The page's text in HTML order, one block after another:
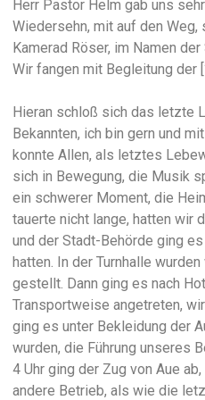
Herr Pastor Helm gab uns
Wiedersehn, mit auf den
Kamerad Röser, im Namen
Wir fangen mit Begleitung der
Hieran schloß sich das letzte Lebewohl, von meiner Lieben Frau, Geschwistern u. Bekannten, ich bin gern und mit Gott für König und Vaterland ins Feld gegangen und konnte Allen, als letztes Lebewohl zurufen, auf gesundes Wiedersehen. Der Zug setzte sich in Bewegung, die Musik spielte das Lied: Muß ich den zum Städtlein hinaus: Es war ein schwerer Moment, die Heimat mit allen Verwandten und Bekannten zu verlaßen. Es tauerte nicht lange, hatten wir die Heimat hinter uns unter Begleitung der Stadtkapelle, und der Stadt-Behörde ging es bis nach Aue, wo wir uns 10 Uhr vormittags zu stellen hatten. In der Turnhalle wurden wir Bezirksweise eingeteilt, und der Transport zusammen gestellt. Dann ging es nach Hotel Stadtbark, wo wir Mittag machten, nachdem wurde Transportweise angetreten, wir wahren in unserm Bezirk zirka 30 Mann z. Fß.Art., weiter ging es unter Bekleidung der Auer Stadtkapelle nach dem Bahnhof, wo wir verladen wurden, die Führung unseres Bezirks hatte Feldwebel d. R. Schubart aus Schwarzenberg. 4 Uhr ging der Zug von Aue ab, es herrschte hier, unter den Kameraden schon ein ganz andere Betrieb, als wie die letzten Tage in der Heimath. Einen schweren Moment hatte ich noch in Niederlößnitz, wo wo ich unsere Kirche zum letzten mal sah, aber dann war alles wieder im Herz und im Sinn, und Alle wahren Sie begeistert für den Krieg. Nachts 2 Uhr kamen wir in Zeithein an, wir fuhren bis ins Barakenlager, und wurden daselbst verquartiert, sehr ermütet von der Aufregung des ganzen Tages, hatten wir kaum ein Stündchen geschlafen, abr leiter, ehr wir soweit kamen, sahen wir das Ungeziefer auf den Strohsäcken rumlaufen, und vorbei wars mit den Schlaf. Bei dieser herrlichen Sommernacht haben wir einen Halt gemacht, bis der Morgen kraute, dann haben wir uns die Barake und den Schießplatz angesehen, wir hatten Zeit bis Mittag. Es war 2 Uhr wo wir unsere Ausrüstung empfingen, und eingekleidet wurden, die Bilder die wir hier gesehen haben, waren einzig, nach dem haben wir unsere Zivilsachen gepakt. 7 Uhr, ging es von Zeithein weg, nach Frauenhain, wir wahren 2 Std mit vollen Gepäck marschiert, und wahren am Ziel angelangt, da hatten wir Alle, den Krieg schon satt, denn der 6. August war ein sehr heiser Tag. Herr Offz. Stellv. Fischer, welcher uns abgeholt hatte, übergab die Kolonne dem Feldwebel, welcher schon auf uns gewartet hatte, um uns die Quartiere anzuweisen, ich Obgfr. Zobisch Kan Riedel, Zeitzer u. ________ kamen in ein Bauerngut zu liegen, wo wir 4 magere Tage auf Stroh verlebten. Während dieser Tage wurden die Garnituren paßend gemacht, und ein Appell nach dem anderen abgehalten. Am 9./8. abends 7 Uhr, es war Sonntag, als wir in Frauenhain, mit voller Kriegsausrüstung, den Marsch nach Zeithein antraten, sehr ermattet kamen wir dort an, da es wiederum ein sehr heiser Tag war. Wir hatten 2 Stunden Pause befor wir Wagen und Pferde verladen konnten, dann kam das Siegnal zum einsteigen. Während dieser Tage lernten wir auch unsere Vorgesetze kennen, Bttrführer war Herr Hauptmann Lehmann, dazu noch Offzstv Müller Fischer u. Beier, Vzfeldw Feudel und 20 Utffz. Es war früh 3 Uhr wie wir in Zeithein abfuhren und kein Mensch wusste wohin, auf dieser Fahrt wahren wir alle erstaunt als wir auf sämtlichen Bahnhöfen die Einrüstung des roten Kreuzes sahen, und viel des guten geniesen konnten. Auf dieser Fahrt herrschte große Bekeisterüng für den Krieg, denn wir sind hier im ganzen Btl gefahren, und es ging mit Sang u. Klang, durch Stadt und Land, nah der Ost Front zu. Als wir am 10/9. abends 9 Uhr in Posen ankamen, hieß es aussteigen, mit Gepäck, auch wurden für sämtliche Fahrzeuge abgeladen und wir marschierten vom